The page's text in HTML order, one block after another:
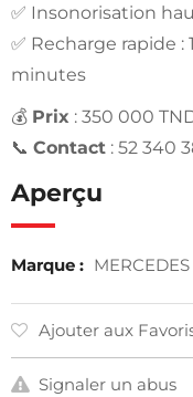
✅ Insonorisation
✅ Recharge rapide :
minutes
💰 Prix : 350 000
📞 Contact : 52 340
Aperçu
Marque :
Ajouter aux
Signaler un abus